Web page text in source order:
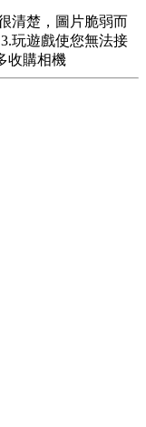
清楚，圖片脆弱而
玩遊戲使您無法接
收購相機